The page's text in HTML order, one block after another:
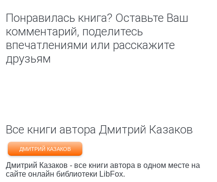
Понравилась книга? Оставьте Ваш
комментарий, поделитесь
впечатлениями или расскажите
друзьям
Все книги автора Дмитрий Казаков
ДМИТРИЙ КАЗАКОВ
Дмитрий Казаков - все книги автора в одном месте на
сайте онлайн библиотеки LibFox.